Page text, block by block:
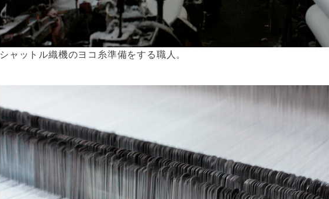
シャットル織機のヨコ糸準備をする職人。